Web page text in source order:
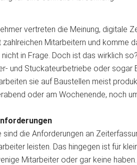
vertreten die Meinung, digitale
Mitarbeitern und komme
in Frage. Doch ist das wirklich so?
und Stuckateurbetriebe oder sogar
sie auf Baustellen meist
oder am Wochenende, noch
die Anforderungen an
leisten. Das hingegen ist für
Mitarbeiter oder gar keine